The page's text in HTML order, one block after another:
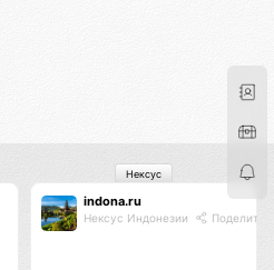
indona.ru
Нексус Индонезии
Нексус